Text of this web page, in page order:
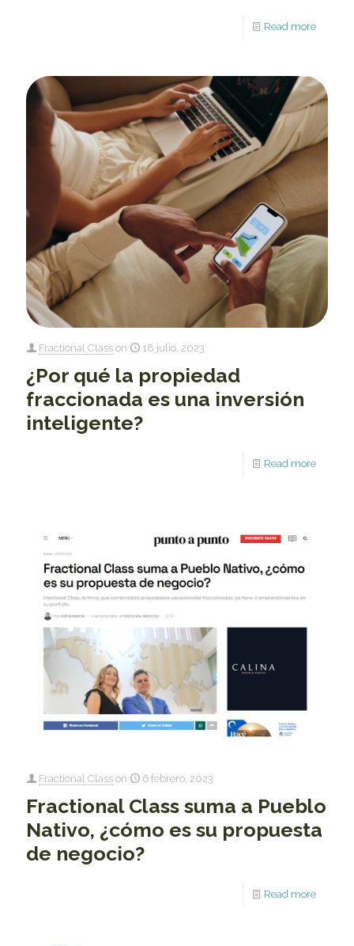
Read more
Fractional Class on 18 julio, 2023
¿Por qué la propiedad
fraccionada es una inversión
inteligente?
Read more
Fractional Class on 6 febrero, 2023
Fractional Class suma a Pueblo
Nativo, ¿cómo es su propuesta
de negocio?
Read more